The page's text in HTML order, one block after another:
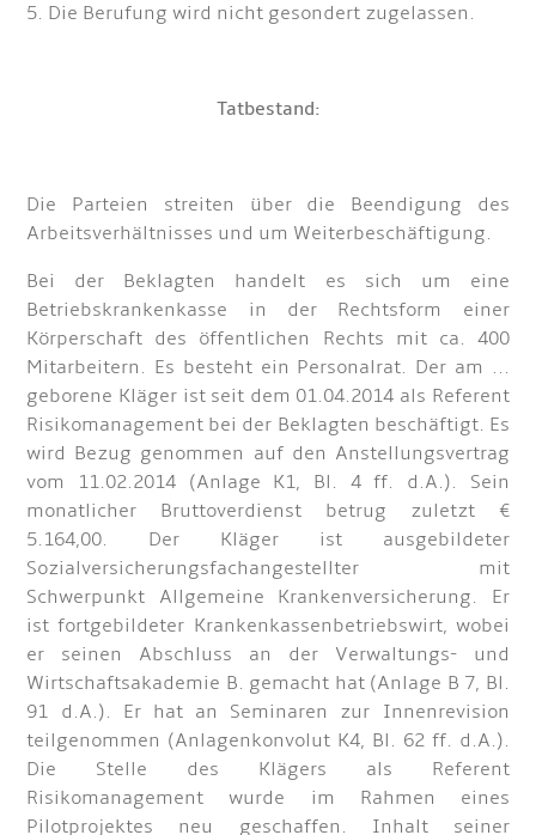
5. Die Berufung wird nicht gesondert zugelassen.
Tatbestand:
Die Parteien streiten über die Beendigung des
Arbeitsverhältnisses und um Weiterbeschäftigung.
Bei der Beklagten handelt es sich um eine
Betriebskrankenkasse in der Rechtsform einer
Körperschaft des öffentlichen Rechts mit ca. 400
Mitarbeitern. Es besteht ein Personalrat. Der am ...
geborene Kläger ist seit dem 01.04.2014 als Referent
Risikomanagement bei der Beklagten beschäftigt. Es
wird Bezug genommen auf den Anstellungsvertrag
vom 11.02.2014 (Anlage K1, Bl. 4 ff. d.A.). Sein
monatlicher Bruttoverdienst betrug zuletzt €
5.164,00. Der Kläger ist ausgebildeter
Sozialversicherungsfachangestellter mit
Schwerpunkt Allgemeine Krankenversicherung. Er
ist fortgebildeter Krankenkassenbetriebswirt, wobei
er seinen Abschluss an der Verwaltungs- und
Wirtschaftsakademie B. gemacht hat (Anlage B 7, Bl.
91 d.A.). Er hat an Seminaren zur Innenrevision
teilgenommen (Anlagenkonvolut K4, Bl. 62 ff. d.A.).
Die Stelle des Klägers als Referent
Risikomanagement wurde im Rahmen eines
Pilotprojektes neu geschaffen. Inhalt seiner